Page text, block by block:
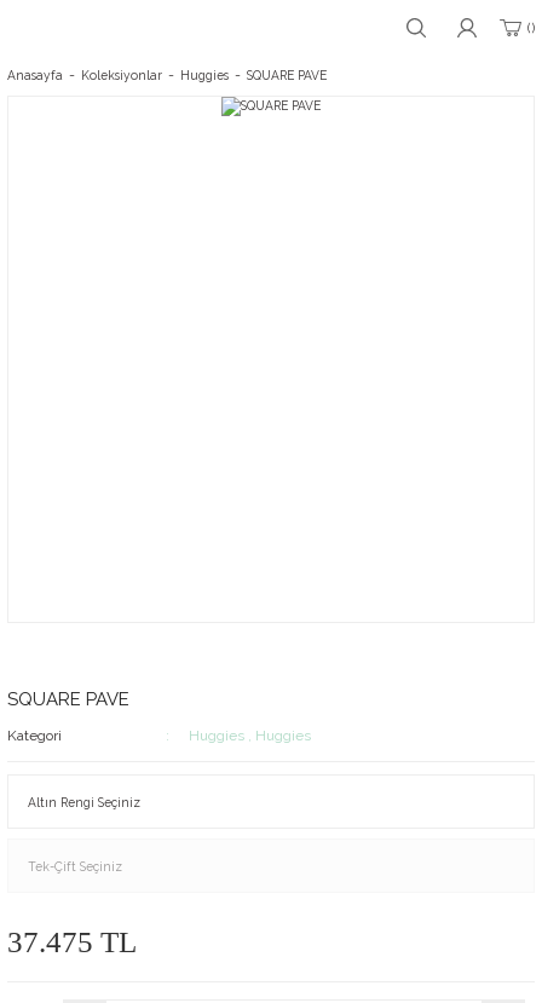
Anasayfa Koleksiyonlar Huggies SQUARE PAVE
SQUARE PAVE
Kategori Huggies , Huggies
37.475 TL